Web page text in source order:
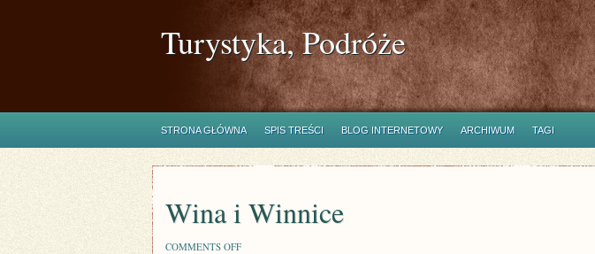
Turystyka, Podróże
STRONA GŁÓWNA SPIS TREŚCI BLOG INTERNETOWY ARCHIWUM TAGI
Wina i Winnice
COMMENTS OFFON